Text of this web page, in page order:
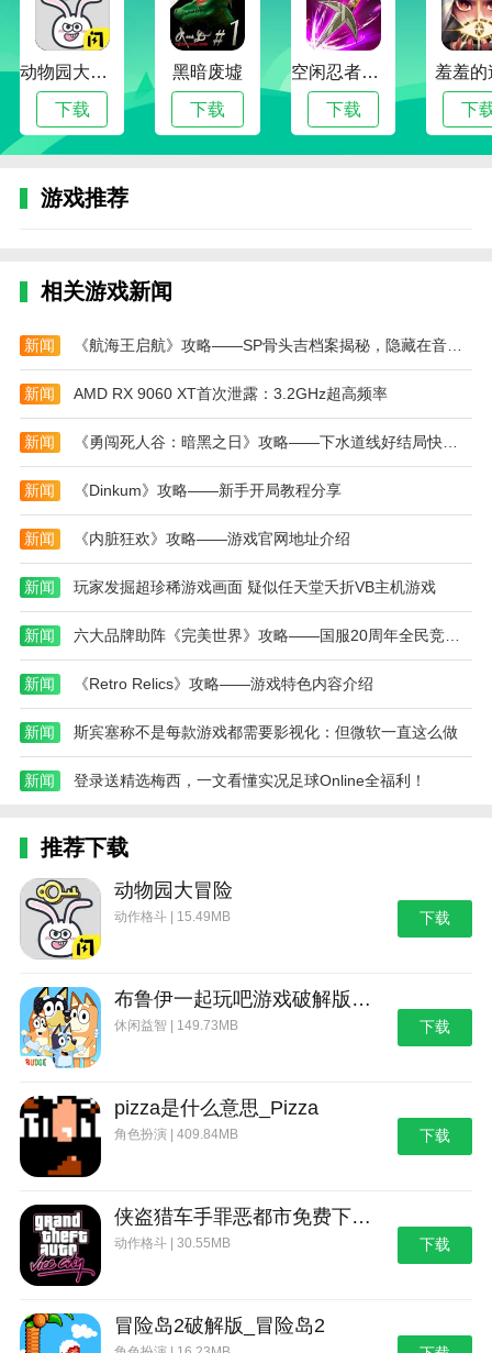
角色培养方向
推荐新手角色：
燕青锋(平衡型)：技能卡组易上手，自带群体AOE
和护盾。
备。
卡组构建技巧
初期以低费卡牌(1-2真气)为主，保证输出循环流
畅。
必带1-2张解控/打断卡(如“破势剑诀”)，应对精英怪
技能。
二、战斗进阶技巧
即时操作要点
打断机制：敌方蓄力大招时，及时使用带有“打
断”标签的卡牌可中断施法。
走位规避：部分范围技能可通过移动角色位置躲避
(如BOSS的扇形AOE)。
连招组合示例
爆发流：先使用“剑气蓄势”(增伤BUFF)→接“千刃
斩”(多段伤害)→收尾“破空击”(斩杀效果)。
目标额外伤害)。
每日必刷资源
试剑台：获取突破材料，每日免费挑战3次。
江湖悬赏：完成指定任务兑换稀有卡牌碎片。
地图隐藏福利
剑冢禁地：每张地图随机刷新，进入需消耗“探秘
符”，掉落高品质心法卡。
NPC互动：与茶馆掌柜、樵夫等对话可触发隐藏任
务，奖励专属武学。
四、常见问题FAQ
卡关怎么办?
检查卡组是否被敌方属性克制，调整流派(如换火
系卡对抗木系敌人)。
动物园大冒险
下载
黑暗废墟
下载
空闲忍者传奇
下载
羞羞的
下
游戏推荐
相关游戏新闻
新闻 《航海王启航》攻略——SP骨头吉档案揭秘，隐藏在音符中的致命杀机！
新闻 AMD RX 9060 XT首次泄露：3.2GHz超高频率
新闻 《勇闯死人谷：暗黑之日》攻略——下水道线好结局快速攻略分享
新闻 《Dinkum》攻略——新手开局教程分享
新闻 《内脏狂欢》攻略——游戏官网地址介绍
新闻 玩家发掘超珍稀游戏画面 疑似任天堂夭折VB主机游戏
新闻 六大品牌助阵《完美世界》攻略——国服20周年全民竞技赛助力活动开启！
新闻 《Retro Relics》攻略——游戏特色内容介绍
新闻 斯宾塞称不是每款游戏都需要影视化：但微软一直这么做
新闻 登录送精选梅西，一文看懂实况足球Online全福利！
推荐下载
动物园大冒险
动作格斗 | 15.49MB 下载
布鲁伊一起玩吧游戏破解版_布鲁伊：一起玩吧
休闲益智 | 149.73MB 下载
pizza是什么意思_Pizza
角色扮演 | 409.84MB 下载
侠盗猎车手罪恶都市免费下载_侠盗猎车手：罪恶都市
动作格斗 | 30.55MB 下载
冒险岛2破解版_冒险岛2